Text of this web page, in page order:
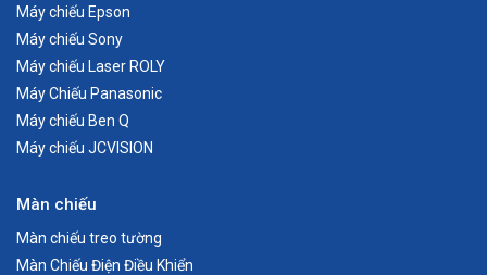
Máy chiếu Epson
Máy chiếu Sony
Máy chiếu Laser ROLY
Máy Chiếu Panasonic
Máy chiếu Ben Q
Máy chiếu JCVISION
Màn chiếu
Màn chiếu treo tường
Màn Chiếu Điện Điều Khiển